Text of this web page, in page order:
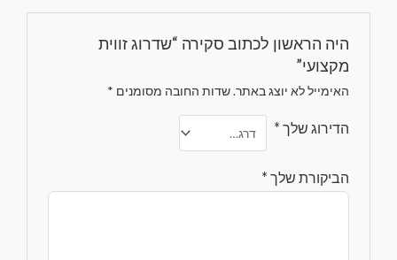
היה הראשון לכתוב סקירה “שדרוג זווית
מקצועי”
האימייל לא יוצג באתר.שדות החובה מסומנים *
הדירוג שלך *
הביקורת שלך *